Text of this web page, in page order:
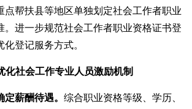
点帮扶县等地区单独划定社会工作者职业
。进一步规范社会工作者职业资格证书登
登记服务方式。
化社会工作专业人员激励机制
定薪酬待遇。 综合职业资格等级、学历、